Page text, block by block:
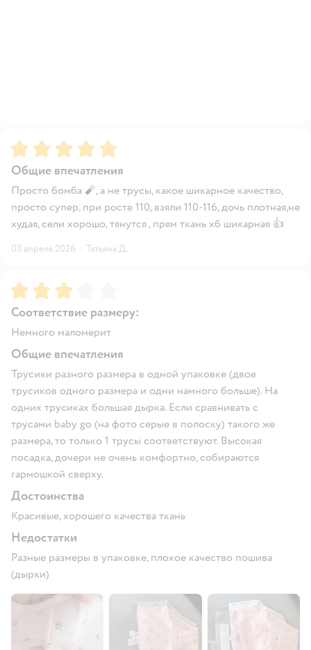
Рейтинг:5
Общие впечатления
Просто бомба 🧨, а не трусы, какое шикарное качество,
просто супер, при росте 110, взяли 110-116, дочь плотная,не
худая, сели хорошо, тянутся , прям ткань хб шикарная 👍
03 апреля 2026 · Татьяна Д.
Рейтинг:3
Соответствие размеру:
Немного маломерит
Общие впечатления
Трусики разного размера в одной упаковке (двое
трусиков одного размера и одни намного больше). На
одних трусиках большая дырка. Если сравнивать с
трусами baby go (на фото серые в полоску) такого же
размера, то только 1 трусы соответствуют. Высокая
посадка, дочери не очень комфортно, собираются
гармошкой сверху.
Достоинства
Красивые, хорошего качества ткань
Недостатки
Разные размеры в упаковке, плохое качество пошива
(дырки)